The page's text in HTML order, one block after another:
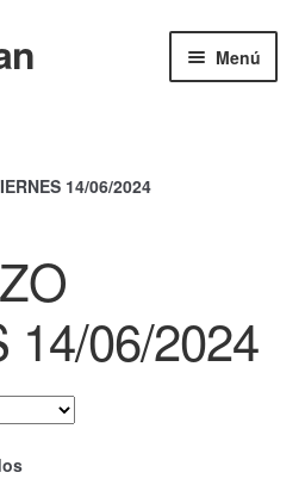
Menú
14/06/2024
14/06/2024